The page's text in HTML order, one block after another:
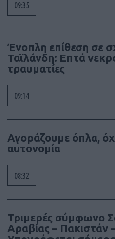
09:35
Ένοπλη επίθεση σε
Ταϊλάνδη: Επτά
τραυματίες
09:14
Αγοράζουμε όπλα,
αυτονομία
08:32
Τριμερές σύμφωνο
Αραβίας – Πακιστάν